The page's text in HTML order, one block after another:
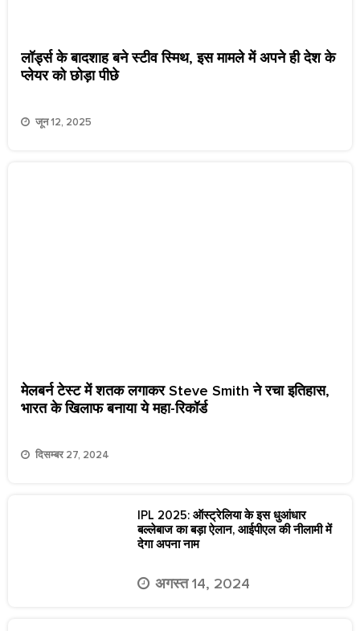
लॉर्ड्स के बादशाह बने स्टीव स्मिथ, इस मामले में अपने ही देश के
प्लेयर को छोड़ा पीछे
जून 12, 2025
मेलबर्न टेस्ट में शतक लगाकर Steve Smith ने रचा इतिहास,
भारत के खिलाफ बनाया ये महा-रिकॉर्ड
दिसम्बर 27, 2024
IPL 2025: ऑस्ट्रेलिया के इस धुआंधार
बल्लेबाज का बड़ा ऐलान, आईपीएल की नीलामी में
देगा अपना नाम
अगस्त 14, 2024